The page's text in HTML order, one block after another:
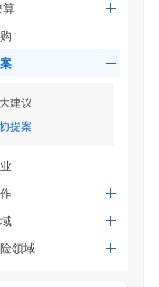
算
建议
提案
领域